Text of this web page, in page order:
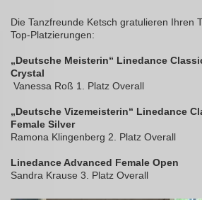
Die Tanzfreunde Ketsch gratulieren Ihren
Top-Platzierungen:
„Deutsche Meisterin“ Linedance
Crystal
Vanessa Roß 1. Platz Overall
„Deutsche Vizemeisterin“ Linedance
Female Silver
Ramona Klingenberg 2. Platz Overall
Linedance Advanced Female Open
Sandra Krause 3. Platz Overall